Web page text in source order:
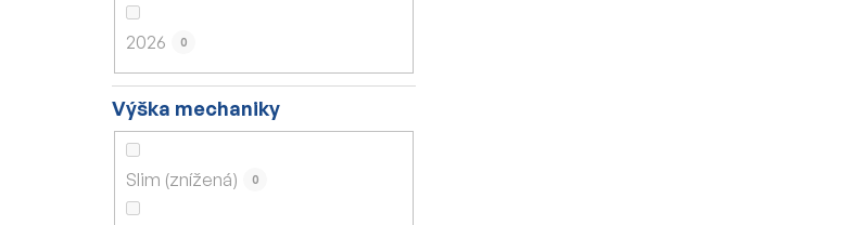
2026 0
Výška mechaniky
Slim (znížená) 0